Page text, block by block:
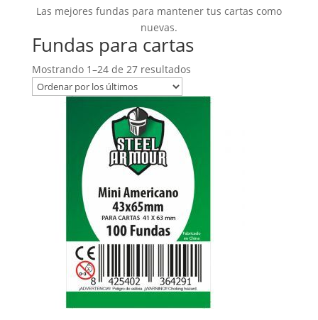
Las mejores fundas para mantener tus cartas como
nuevas.
Fundas para cartas
Mostrando 1–24 de 27 resultadosOrdenado
los